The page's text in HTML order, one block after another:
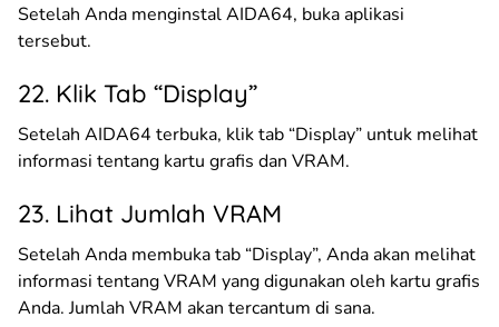
Setelah Anda menginstal AIDA64, buka aplikasi
tersebut.
22. Klik Tab “Display”
Setelah AIDA64 terbuka, klik tab “Display” untuk melihat
informasi tentang kartu grafis dan VRAM.
23. Lihat Jumlah VRAM
Setelah Anda membuka tab “Display”, Anda akan melihat
informasi tentang VRAM yang digunakan oleh kartu grafis
Anda. Jumlah VRAM akan tercantum di sana.